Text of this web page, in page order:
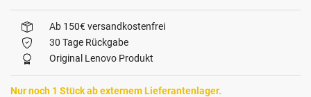
Ab 150€ versandkostenfrei
30 Tage Rückgabe
Original Lenovo Produkt
Nur noch 1 Stück ab externem Lieferantenlager.